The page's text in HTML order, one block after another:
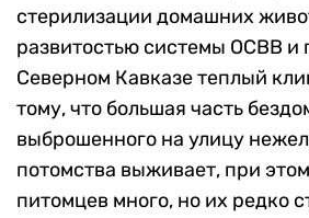
стерилизации домашних
развитостью системы ОСВВ и
Северном Кавказе теплый
тому, что большая часть
выброшенного на улицу
потомства выживает, при
питомцев много, но их редко